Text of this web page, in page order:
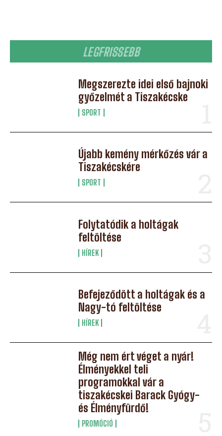
LEGFRISSEBB
Megszerezte idei első bajnoki
győzelmét a Tiszakécske
SPORT
Újabb kemény mérkőzés vár a
Tiszakécskére
SPORT
Folytatódik a holtágak
feltöltése
HÍREK
Befejeződött a holtágak és a
Nagy-tó feltöltése
HÍREK
Még nem ért véget a nyár!
Élményekkel teli
programokkal vár a
tiszakécskei Barack Gyógy-
és Élményfürdő!
PROMÓCIÓ